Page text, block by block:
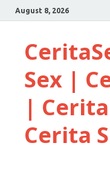
August 8, 2026
Sex |
|
Cerita